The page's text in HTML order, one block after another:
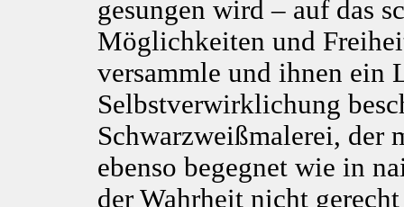
gesungen wird – auf das
Möglichkeiten und
versammle und ihnen ein
Selbstverwirklichung
Schwarzweißmalerei, der
ebenso begegnet wie in
der Wahrheit nicht